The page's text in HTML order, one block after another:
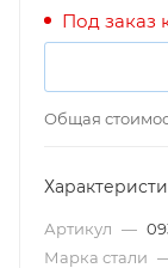
Под заказ
Общая
Артикул —
Марка стали